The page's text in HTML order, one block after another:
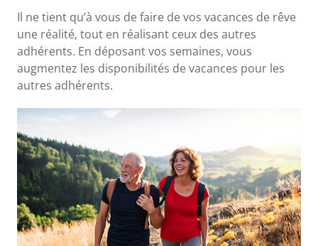
Il ne tient qu’à vous de faire de vos vacances de rêve
une réalité, tout en réalisant ceux des autres
adhérents. En déposant vos semaines, vous
augmentez les disponibilités de vacances pour les
autres adhérents.